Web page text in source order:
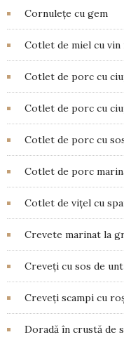
Cornulețe cu gem
Cotlet de miel cu
Cotlet de porc cu
Cotlet de porc cu
Cotlet de porc cu
Cotlet de porc
Cotlet de vițel cu
Crevete marinat la
Creveți cu sos de
Creveţi scampi cu
Doradă în crustă de